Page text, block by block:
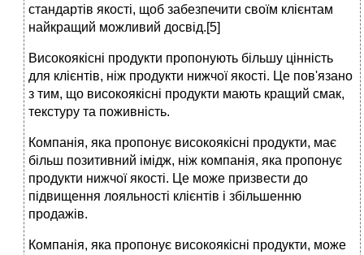
стандартів якості, щоб забезпечити своїм клієнтам
найкращий можливий досвід.[5]
Високоякісні продукти пропонують більшу цінність
для клієнтів, ніж продукти нижчої якості. Це пов'язано
з тим, що високоякісні продукти мають кращий смак,
текстуру та поживність.
Компанія, яка пропонує високоякісні продукти, має
більш позитивний імідж, ніж компанія, яка пропонує
продукти нижчої якості. Це може призвести до
підвищення лояльності клієнтів і збільшенню
продажів.
Компанія, яка пропонує високоякісні продукти, може